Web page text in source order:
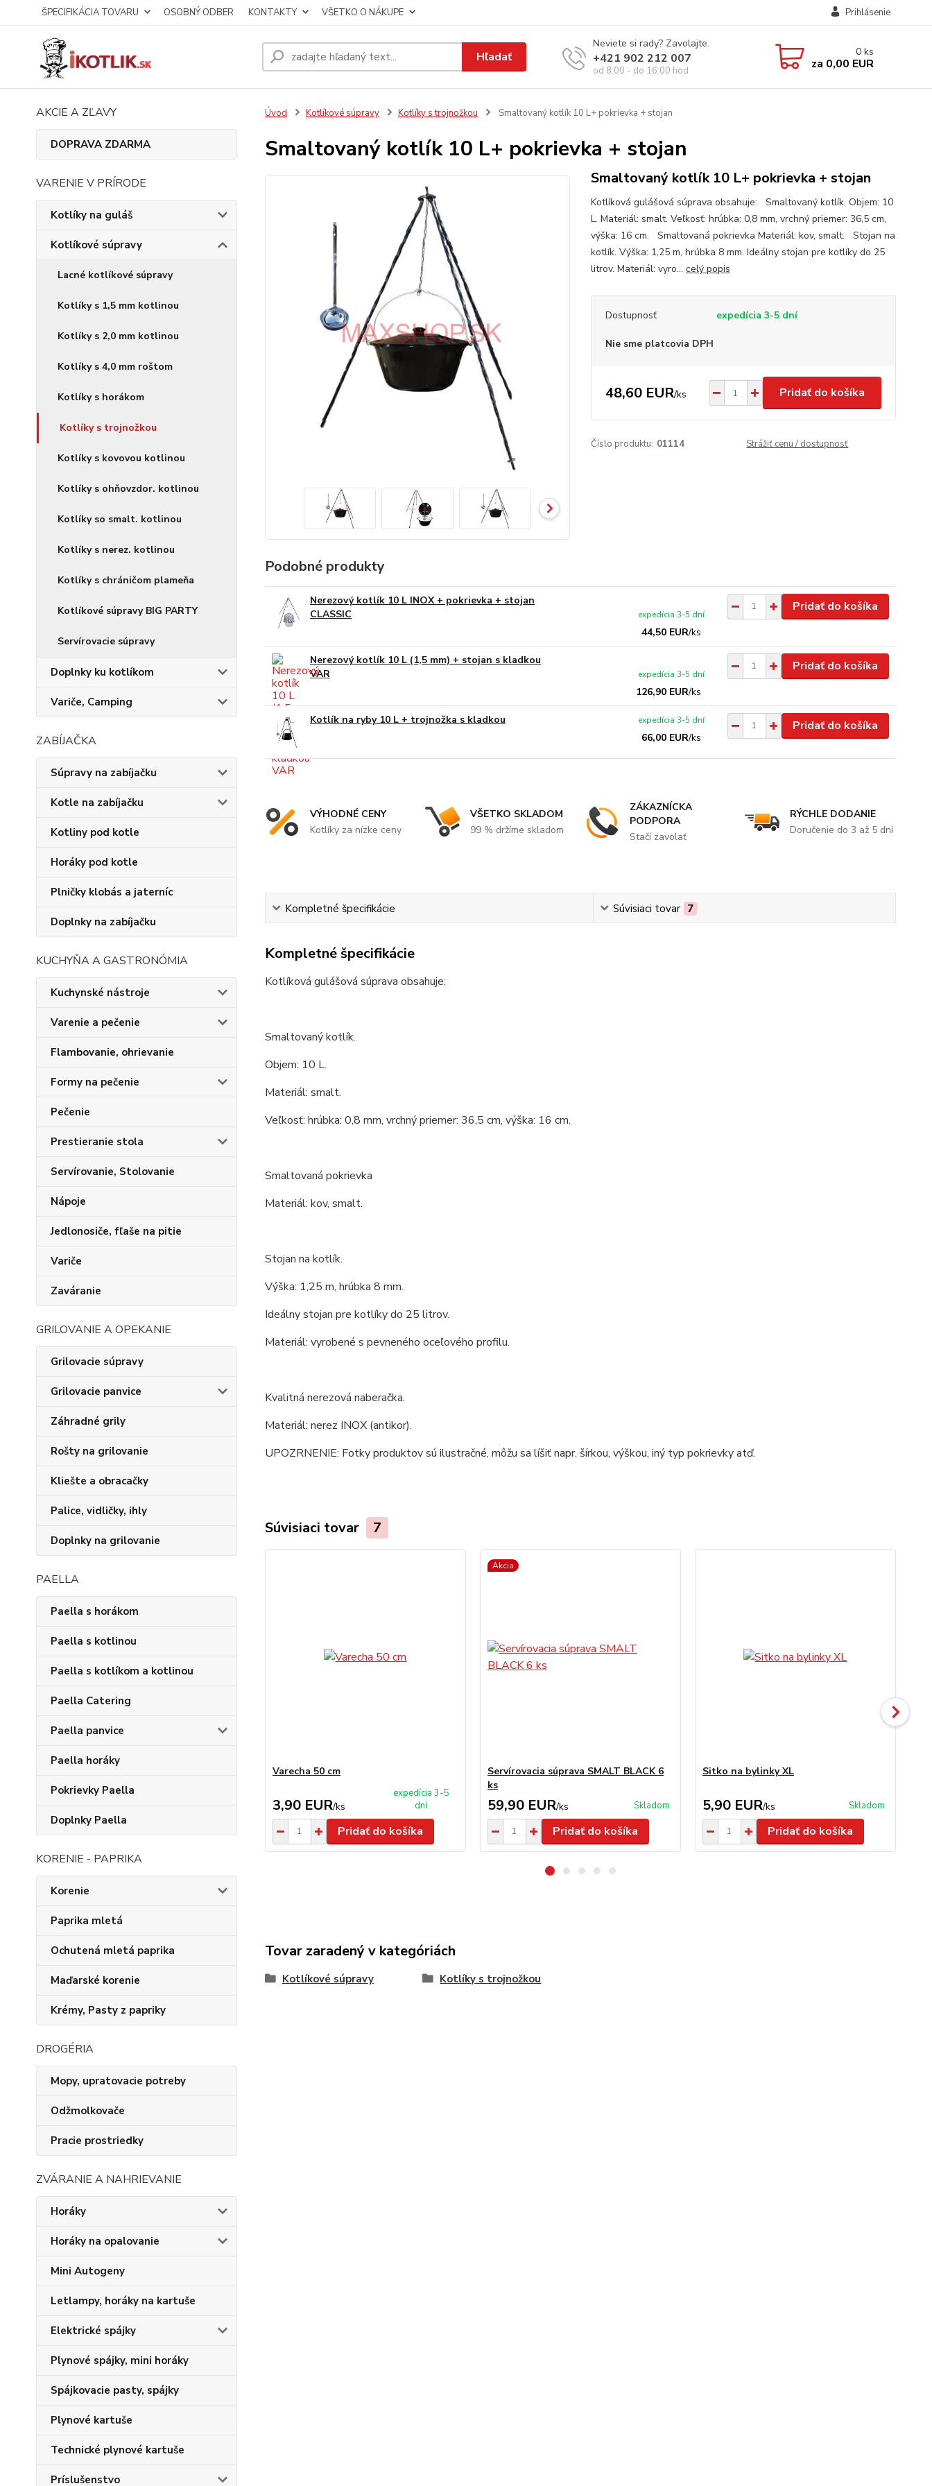
ŠPECIFIKÁCIA TOVARU OSOBNÝ ODBER KONTAKTY VŠETKO O NÁKUPE Prihlásenie
Hľadať
Neviete si rady? Zavolajte.
+421 902 212 007
od 8:00 - do 16:00 hod
0 ks
za 0,00 EUR
AKCIE A ZĽAVY
DOPRAVA ZDARMA
VARENIE V PRÍRODE
Kotlíky na guláš
Kotlíkové súpravy
Lacné kotlíkové súpravy
Kotlíky s 1,5 mm kotlinou
Kotlíky s 2,0 mm kotlinou
Kotlíky s 4,0 mm roštom
Kotlíky s horákom
Kotlíky s trojnožkou
Kotlíky s kovovou kotlinou
Kotlíky s ohňovzdor. kotlinou
Kotlíky so smalt. kotlinou
Kotlíky s nerez. kotlinou
Kotlíky s chráničom plameňa
Kotlíkové súpravy BIG PARTY
Servírovacie súpravy
Doplnky ku kotlíkom
Variče, Camping
ZABÍJAČKA
Súpravy na zabíjačku
Kotle na zabíjačku
Kotliny pod kotle
Horáky pod kotle
Plničky klobás a jaterníc
Doplnky na zabíjačku
KUCHYŇA A GASTRONÓMIA
Kuchynské nástroje
Varenie a pečenie
Flambovanie, ohrievanie
Formy na pečenie
Pečenie
Prestieranie stola
Servírovanie, Stolovanie
Nápoje
Jedlonosiče, fľaše na pitie
Variče
Zaváranie
GRILOVANIE A OPEKANIE
Grilovacie súpravy
Grilovacie panvice
Záhradné grily
Rošty na grilovanie
Kliešte a obracačky
Palice, vidličky, ihly
Doplnky na grilovanie
PAELLA
Paella s horákom
Paella s kotlinou
Paella s kotlíkom a kotlinou
Paella Catering
Paella panvice
Paella horáky
Pokrievky Paella
Doplnky Paella
KORENIE - PAPRIKA
Korenie
Paprika mletá
Ochutená mletá paprika
Maďarské korenie
Krémy, Pasty z papriky
DROGÉRIA
Mopy, upratovacie potreby
Odžmolkovače
Pracie prostriedky
ZVÁRANIE A NAHRIEVANIE
Horáky
Horáky na opalovanie
Mini Autogeny
Letlampy, horáky na kartuše
Elektrické spájky
Plynové spájky, mini horáky
Spájkovacie pasty, spájky
Plynové kartuše
Technické plynové kartuše
Príslušenstvo
Úvod Kotlíkové súpravy Kotlíky s trojnožkou Smaltovaný kotlík 10 L+ pokrievka + stojan
Smaltovaný kotlík 10 L+ pokrievka + stojan
Smaltovaný kotlík 10 L+ pokrievka + stojan
Kotlíková gulášová súprava obsahuje: Smaltovaný kotlík. Objem: 10
L. Materiál: smalt. Veľkosť: hrúbka: 0,8 mm, vrchný priemer: 36,5 cm,
výška: 16 cm. Smaltovaná pokrievka Materiál: kov, smalt. Stojan na
kotlík. Výška: 1,25 m, hrúbka 8 mm. Ideálny stojan pre kotlíky do 25
litrov. Materiál: vyro... celý popis
Dostupnosť expedícia 3-5 dní
Nie sme platcovia DPH
48,60 EUR/ks Pridať do košíka
Číslo produktu: 01114 Strážiť cenu / dostupnosť
Podobné produkty
Nerezový kotlík 10 L INOX + pokrievka + stojan
CLASSIC
44,50 EUR/ks
expedícia 3-5 dní
Pridať do košíka
Nerezový kotlík 10 L (1,5 mm) + stojan s kladkou
VAR
126,90 EUR/ks
expedícia 3-5 dní
Pridať do košíka
Kotlík na ryby 10 L + trojnožka s kladkou
66,00 EUR/ks
expedícia 3-5 dní Pridať do košíka
VÝHODNÉ CENY
Kotlíky za nízke ceny
VŠETKO SKLADOM
99 % držíme skladom
ZÁKAZNÍCKA
PODPORA
Stačí zavolať
RÝCHLE DODANIE
Doručenie do 3 až 5 dní
Kompletné špecifikácie Súvisiaci tovar 7
Kompletné špecifikácie
Kotlíková gulášová súprava obsahuje:
Smaltovaný kotlík.
Objem: 10 L.
Materiál: smalt.
Veľkosť: hrúbka: 0,8 mm, vrchný priemer: 36,5 cm, výška: 16 cm.
Smaltovaná pokrievka
Materiál: kov, smalt.
Stojan na kotlík.
Výška: 1,25 m, hrúbka 8 mm.
Ideálny stojan pre kotlíky do 25 litrov.
Materiál: vyrobené s pevneného oceľového profilu.
Kvalitná nerezová naberačka.
Materiál: nerez INOX (antikor).
UPOZRNENIE: Fotky produktov sú ilustračné, môžu sa líšiť napr. šírkou, výškou, iný typ pokrievky atď.
Súvisiaci tovar 7
Varecha 50 cm
3,90 EUR/ks
expedícia 3-5
dní
Pridať do košíka
Akcia
Servírovacia súprava SMALT BLACK 6
ks
59,90 EUR/ks Skladom
Pridať do košíka
Sitko na bylinky XL
5,90 EUR/ks Skladom
Pridať do košíka
Tovar zaradený v kategóriách
Kotlíkové súpravy Kotlíky s trojnožkou